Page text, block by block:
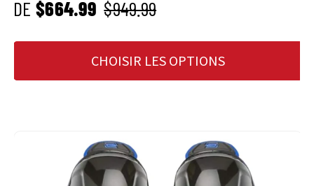
PRIX SOLDÉ
DE $664.99 Prix habituel
$949.99
CHOISIR LES OPTIONS